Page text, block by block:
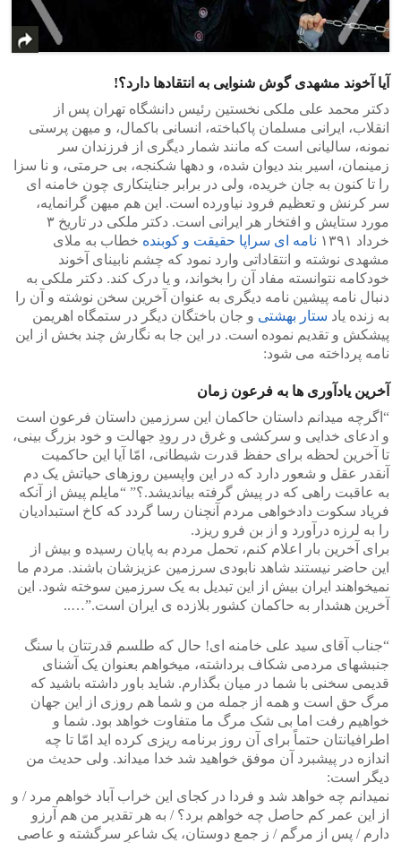
آیا آخوند مشهدی گوش شنوایی به انتقادها دارد؟!
دکتر محمد علی ملکی نخستین رئیس دانشگاه تهران پس از
انقلاب، ایرانی مسلمان پاکباخته، انسانی باکمال، و میهن پرستی
نمونه، سالیانی است که مانند شمار دیگری از فرزندان سر
زمینمان، اسیر بند دیوان شده، و دهها شکنجه، بی حرمتی، و نا سزا
را تا کنون به جان خریده، ولی در برابر جنایتکاری چون خامنه ای
سر کرنش و تعظیم فرود نیاورده است. این هم میهن گرانمایه،
مورد ستایش و افتخار هر ایرانی است. دکتر ملکی در تاریخ ۳
خرداد ۱۳۹۱
نامه ای سراپا حقیقت و کوبنده خطاب به ملای
مشهدی نوشته و انتقاداتی وارد نمود که چشم نابینای آخوند
خودکامه نتوانسته مفاد آن را بخواند، و یا درک کند. دکتر ملکی به
دنبال نامه پیشین نامه دیگری به عنوان آخرین سخن نوشته و آن را
به زنده یاد ستار بهشتی و جان باختگان دیگر در ستمگاه اهریمن
پیشکش و تقدیم نموده است. در این جا به نگارش چند بخش از این
نامه پرداخته می شود:
آخرین یادآوری ها به فرعون زمان
“اگرچه میدانم داستان حاکمان این سرزمین داستان فرعون است
و ادعای خدایی و سرکشی و غرق در رودِ جهالت و خود بزرگ بینی،
تا آخرین لحظه برای حفظ قدرت شیطانی، امّا آیا این حاکمیت
آنقدر عقل و شعور دارد که در این واپسین روزهای حیاتش یک دم
به عاقبت راهی که در پیش گرفته بیاندیشد.؟” “مایلم پیش از آنکه
فریاد سکوت دادخواهی مردم آنچنان رسا گردد که کاخ استبدادیان
را به لرزه درآورد و از بن فرو ریزد.
برای آخرین بار اعلام کنم، تحمل مردم به پایان رسیده و بیش از
این حاضر نیستند شاهد نابودی سرزمین عزیزشان باشند. مردم ما
نمیخواهند ایران بیش از این تبدیل به یک سرزمین سوخته شود. این
آخرین هشدار به حاکمان کشور بلازده ی ایران است.”…..
“جناب آقای سید علی خامنه ای! حال که طلسم قدرتتان با سنگ
جنبشهای مردمی شکاف برداشته، میخواهم بعنوان یک آشنای
قدیمی سخنی با شما در میان بگذارم. شاید باور داشته باشید که
مرگ حق است و همه از جمله من و شما هم روزی از این جهان
خواهیم رفت اما بی شک مرگ ما متفاوت خواهد بود. شما و
اطرافیانتان حتماً برای آن روز برنامه ریزی کرده اید امّا تا چه
اندازه در پیشبرد آن موفق خواهید شد خدا میداند. ولی حدیث من
دیگر است:
نمیدانم چه خواهد شد و فردا در کجای این خراب آباد خواهم مرد / و
از این عمر کم حاصل چه خواهم برد؟ / به هر تقدیر من هم آرزو
دارم / پس از مرگم / ز جمع دوستان، یک شاعرِ سرگشته و عاصی
<